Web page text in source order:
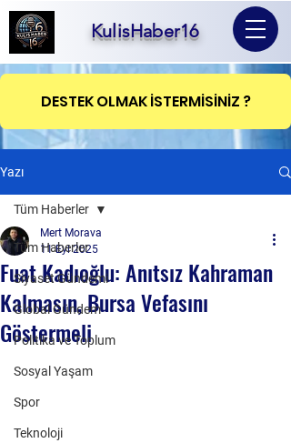
KulisHaber16
DESTEK OLMAK İSTERMİSİNİZ ?
Yazı
Tüm Haberler
Siyaset Gündemi
Global Gündem
Politika ve Toplum
Sosyal Yaşam
Spor
Teknoloji
Tüm Haberler
Fuat Kadıoğlu: Anıtsız Kahraman
Kalmasın, Bursa Vefasını
Göstermeli
Mert Morava
11 Eyl 2025